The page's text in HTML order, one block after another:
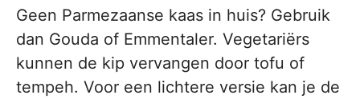
Geen Parmezaanse kaas in huis? Gebruik
dan Gouda of Emmentaler. Vegetariërs
kunnen de kip vervangen door tofu of
tempeh. Voor een lichtere versie kan je de